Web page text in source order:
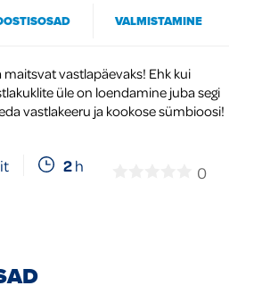
VALMISTAMINE
maitsvat vastlapäevaks! Ehk kui
üle on loendamine juba segi
vastlakeeru ja kookose sümbioosi!
2h 0